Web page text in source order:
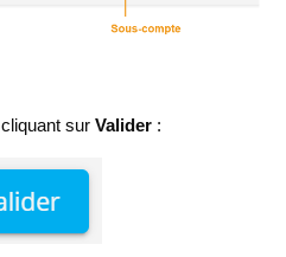
cliquant surValider :